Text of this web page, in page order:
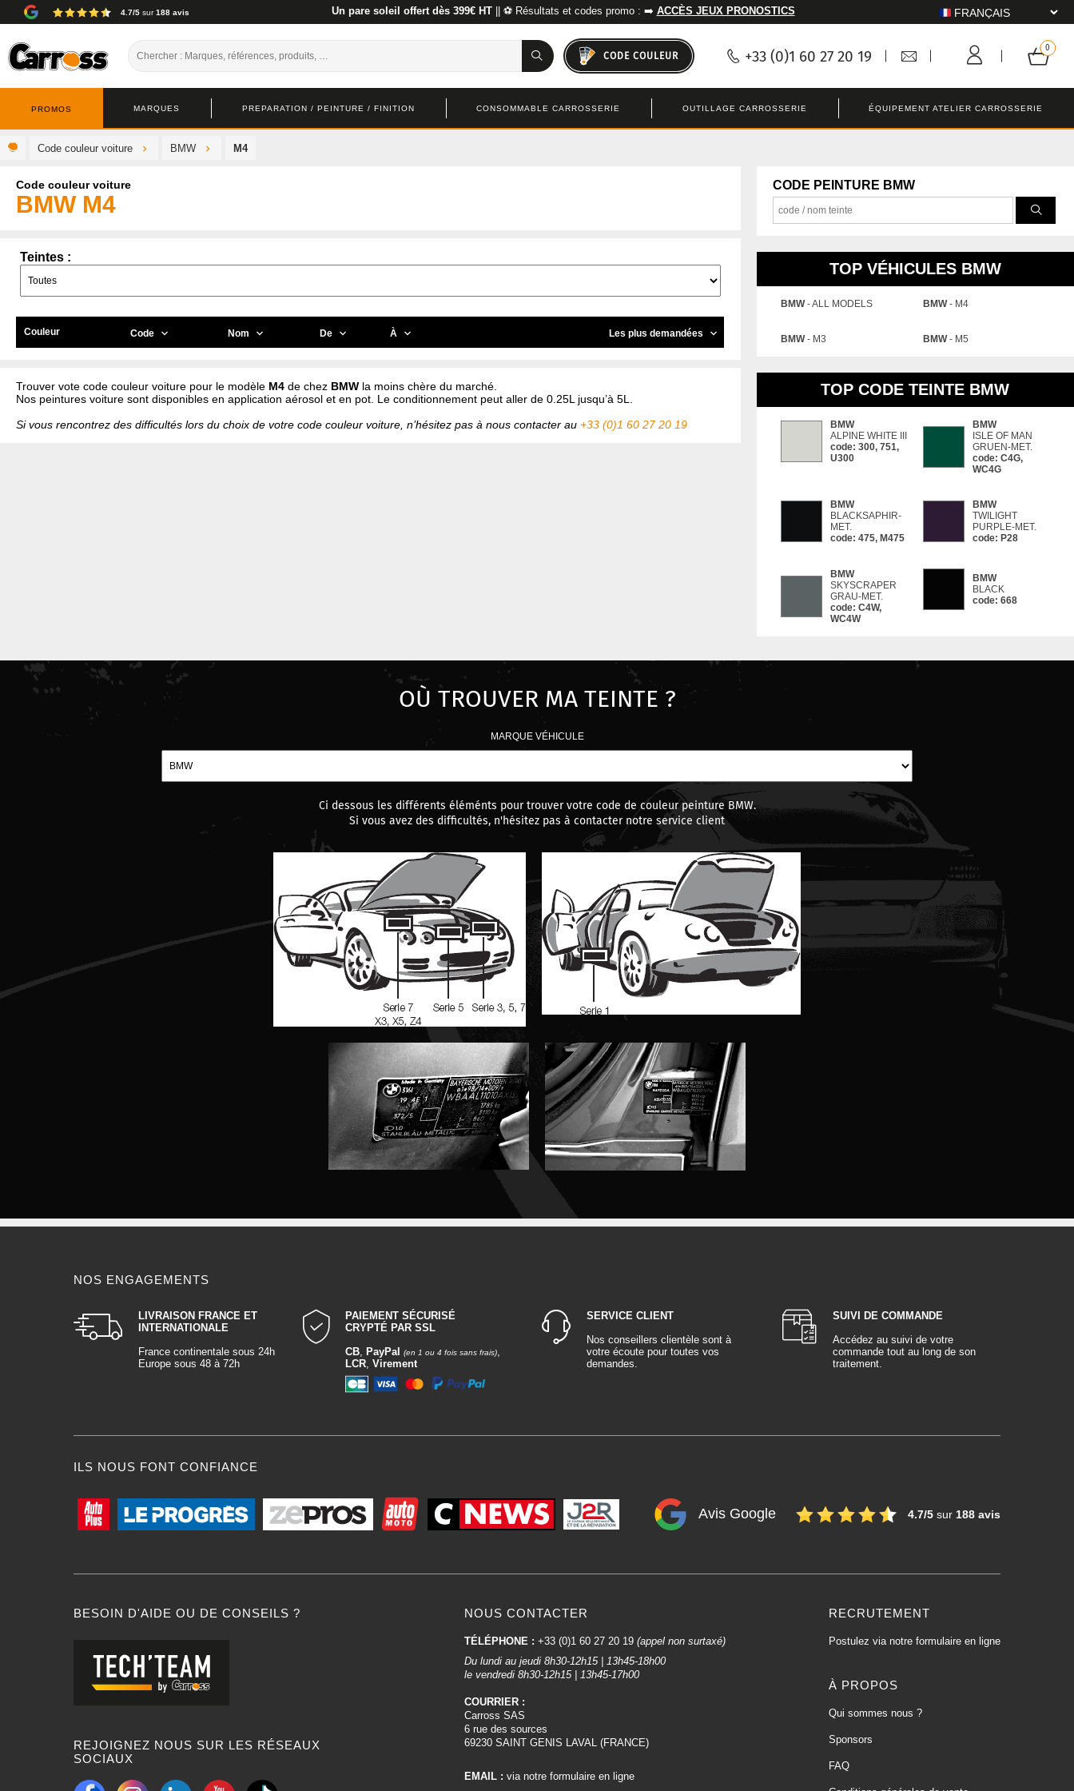
4.7/5 sur188 avis Un pare soleil offert dès 399€ HT|| ⚽ Résultats et codes promo : ➡️ ACCÈS JEUX PRONOSTICS
CODE COULEUR +33 (0)1 60 27 20 19
PREPARATION / PEINTURE / FINITION CONSOMMABLE CARROSSERIE OUTILLAGE CARROSSERIE ÉQUIPEMENT ATELIER CARROSSERIE
MARQUES
PROMOS
Code couleur voiture BMW M4
Code couleur voiture
BMW M4
Teintes :
Couleur Code Nom De À Les plus demandées
Trouver vote code couleur voiture pour le modèle M4 de chez BMW la moins chère du marché.
Nos peintures voiture sont disponibles en application aérosol et en pot. Le conditionnement peut aller de 0.25L jusqu’à 5L.
Si vous rencontrez des difficultés lors du choix de votre code couleur voiture, n’hésitez pas à nous contacter au +33 (0)1 60 27 20 19
CODE PEINTURE BMW
TOP VÉHICULES BMW
BMW- ALL MODELS BMW- M4
BMW- M3 BMW- M5
TOP CODE TEINTE BMW
BMW
ALPINE WHITE III
code: 300, 751,
U300
BMW
ISLE OF MAN
GRUEN-MET.
code: C4G,
WC4G
BMW
BLACKSAPHIR-
MET.
code: 475, M475
BMW
TWILIGHT
PURPLE-MET.
code: P28
BMW
SKYSCRAPER
GRAU-MET.
code: C4W,
WC4W
BMW
BLACK
code: 668
OÙ TROUVER MA TEINTE ?
MARQUE VÉHICULE
Ci dessous les différents éléménts pour trouver votre code de couleur peinture BMW.
Si vous avez des difficultés, n'hésitez pas à contacter notre service client
NOS ENGAGEMENTS
LIVRAISON FRANCE ET
INTERNATIONALE
France continentale sous 24h
Europe sous 48 à 72h
PAIEMENT SÉCURISÉ
CRYPTÉ PAR SSL
CB, PayPal (en 1 ou 4 fois sans frais),
LCR,Virement
SERVICE CLIENT
Nos conseillers clientèle sont à
votre écoute pour toutes vos
demandes.
SUIVI DE COMMANDE
Accédez au suivi de votre
commande tout au long de son
traitement.
ILS NOUS FONT CONFIANCE
Avis Google 4.7/5 sur 188 avis
BESOIN D'AIDE OU DE CONSEILS ?
REJOIGNEZ NOUS SUR LES RÉSEAUX
SOCIAUX
NOUS CONTACTER
TÉLÉPHONE : +33 (0)1 60 27 20 19 (appel non surtaxé)
Du lundi au jeudi 8h30-12h15 | 13h45-18h00
le vendredi 8h30-12h15 | 13h45-17h00
COURRIER :
Carross SAS
6 rue des sources
69230 SAINT GENIS LAVAL (FRANCE)
EMAIL : via notre formulaire en ligne
RECRUTEMENT
Postulez via notre formulaire en ligne
À PROPOS
Qui sommes nous ?
Sponsors
FAQ